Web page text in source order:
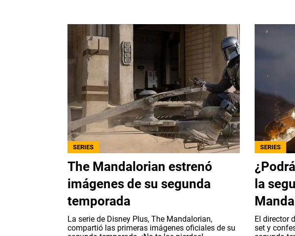
SERIES
The Mandalorian estrenó
imágenes de su segunda
temporada
La serie de Disney Plus, The Mandalorian,
compartió las primeras imágenes oficiales de su
SERIES
la
El director
set y